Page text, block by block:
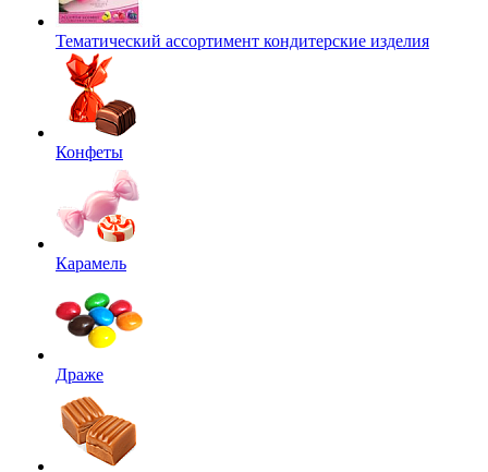
Тематический ассортимент кондитерские изделия
Конфеты
Карамель
Драже